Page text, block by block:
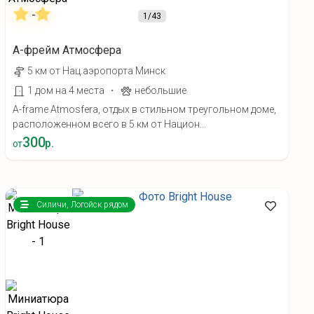
1/43
А-фрейм Атмосфера
5 км от Нац.аэропорта Минск
1 дом на 4 места
·
небольшие
A-frame Atmosfera, отдых в стильном треугольном доме,
расположенном всего в 5 км от Национ...
от300р.
Силичи, Логойск рядом